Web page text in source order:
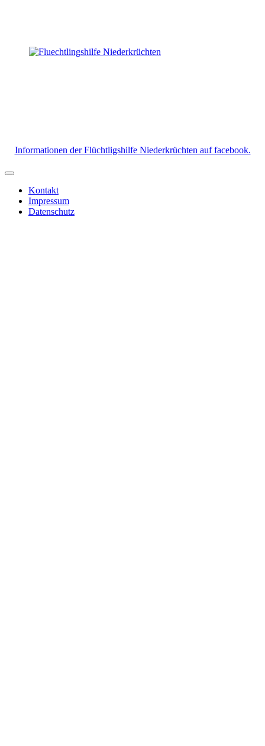
Informationen der Flüchtligshilfe Niederkrüchten auf facebook.
Kontakt
Impressum
Datenschutz